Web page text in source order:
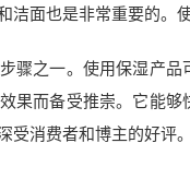
洁面也是非常重要的。
骤之一。使用保湿产
果而备受推崇。它能
受消费者和博主的好评。